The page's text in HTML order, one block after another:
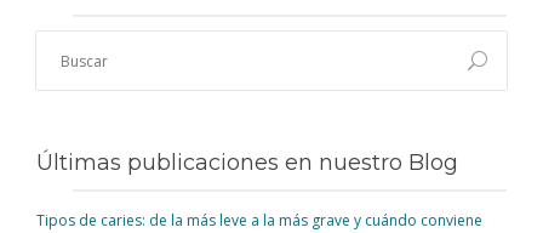
Últimas publicaciones en nuestro Blog
Tipos de caries: de la más leve a la más grave y cuándo conviene